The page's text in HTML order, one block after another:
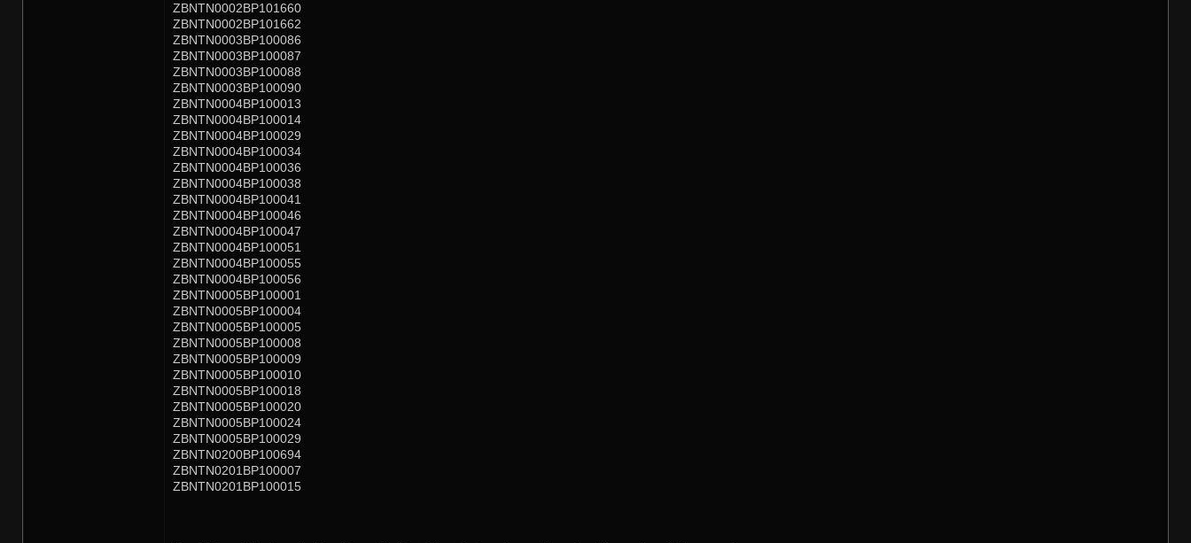
ZBNTN0002BP101660
ZBNTN0002BP101662
ZBNTN0003BP100086
ZBNTN0003BP100087
ZBNTN0003BP100088
ZBNTN0003BP100090
ZBNTN0004BP100013
ZBNTN0004BP100014
ZBNTN0004BP100029
ZBNTN0004BP100034
ZBNTN0004BP100036
ZBNTN0004BP100038
ZBNTN0004BP100041
ZBNTN0004BP100046
ZBNTN0004BP100047
ZBNTN0004BP100051
ZBNTN0004BP100055
ZBNTN0004BP100056
ZBNTN0005BP100001
ZBNTN0005BP100004
ZBNTN0005BP100005
ZBNTN0005BP100008
ZBNTN0005BP100009
ZBNTN0005BP100010
ZBNTN0005BP100018
ZBNTN0005BP100020
ZBNTN0005BP100024
ZBNTN0005BP100029
ZBNTN0200BP100694
ZBNTN0201BP100007
ZBNTN0201BP100015